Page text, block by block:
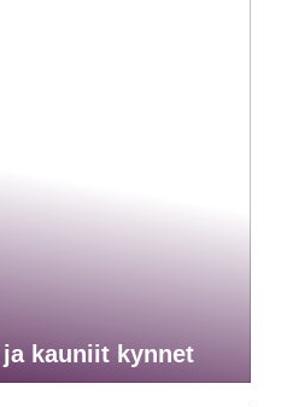
kauniit kynnet